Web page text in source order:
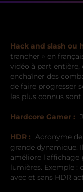
Hack and slash ou
trancher » en
vidéo à part entière,
enchaîner des
de faire progresser
les plus connus sont
Hardcore Gamer :
HDR : Acronyme de
grande dynamique.
améliore
lumières. Exemple :
avec et sans HDR